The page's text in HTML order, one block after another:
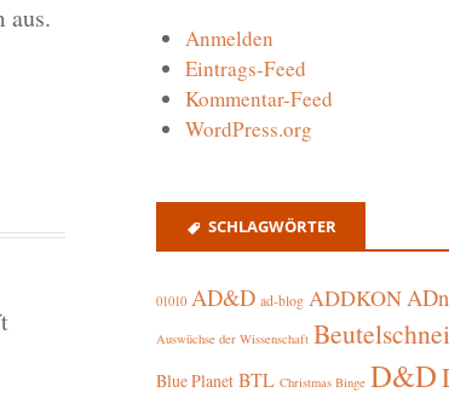
aus.
Anmelden
Eintrags-Feed
Kommentar-Feed
WordPress.org
SCHLAGWÖRTER
01010 AD&D ad-blog ADDKON
Auswüchse der Wissenschaft
Blue Planet BTL Christmas Binge D&D